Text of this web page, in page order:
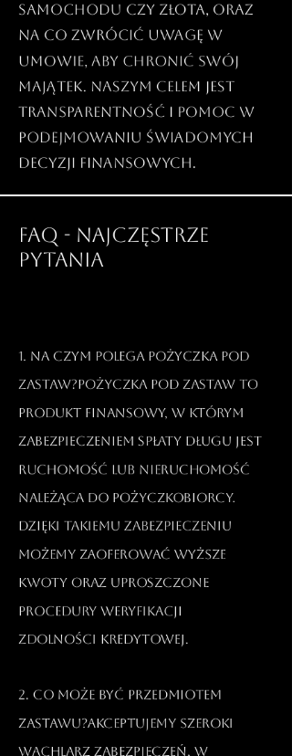
samochodu czy złota, oraz
na co zwrócić uwagę w
umowie, aby chronić swój
majątek. Naszym celem jest
transparentność i pomoc w
podejmowaniu świadomych
decyzji finansowych.
FAQ - NAJCZĘSTRZE
PYTANIA
1. Na czym polega pożyczka pod
zastaw?Pożyczka pod zastaw to
produkt finansowy, w którym
zabezpieczeniem spłaty długu jest
ruchomość lub nieruchomość
należąca do pożyczkobiorcy.
Dzięki takiemu zabezpieczeniu
możemy zaoferować wyższe
kwoty oraz uproszczone
procedury weryfikacji
zdolności kredytowej.​
2. Co może być przedmiotem
zastawu?Akceptujemy szeroki
wachlarz zabezpieczeń, w